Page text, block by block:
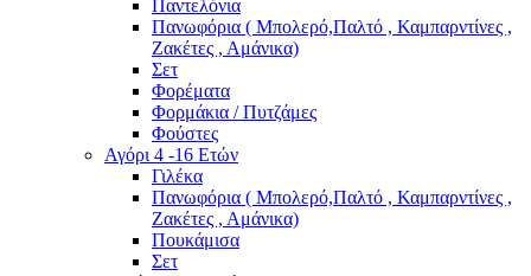
Παντελόνια
Πανωφόρια ( Μπολερό,Παλτό , Καμπαρντίνες ,
Ζακέτες , Αμάνικα)
Σετ
Φορέματα
Φορμάκια / Πυτζάμες
Φούστες
Αγόρι 4 -16 Ετών
Γιλέκα
Πανωφόρια ( Μπολερό,Παλτό , Καμπαρντίνες ,
Ζακέτες , Αμάνικα)
Πουκάμισα
Σετ